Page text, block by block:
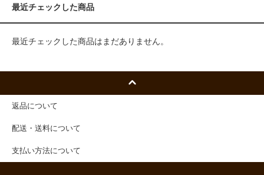
最近チェックした商品
最近チェックした商品はまだありません。
返品について
配送・送料について
支払い方法について